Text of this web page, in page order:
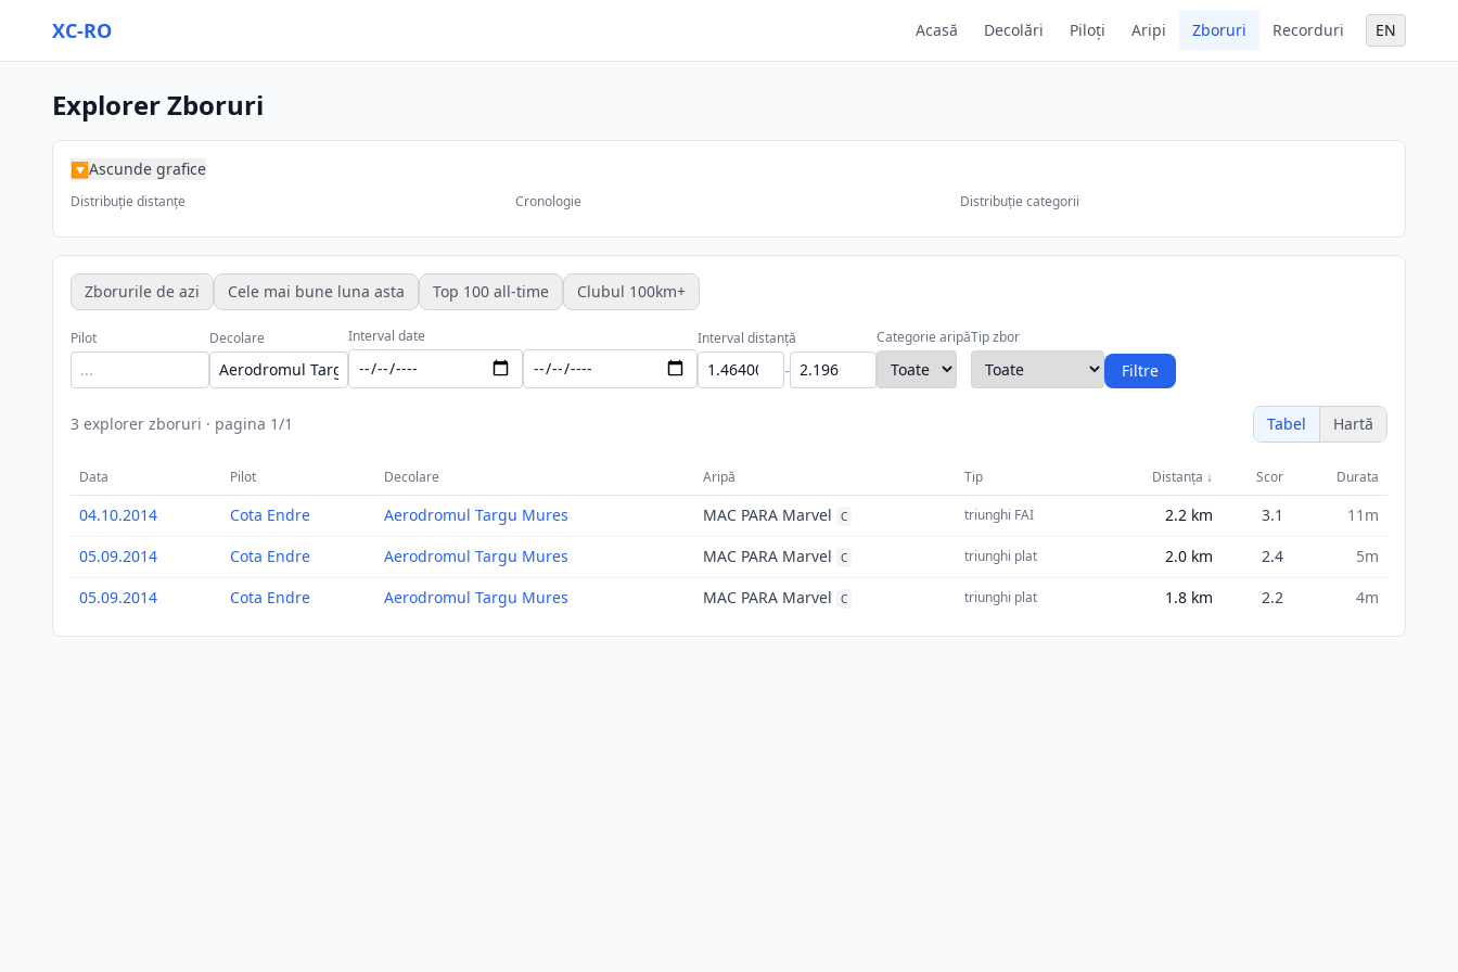
XC-RO Acasă Decolări Piloți Aripi Zboruri Recorduri EN
Explorer Zboruri
▶Ascunde grafice
Distribuție distanțe Cronologie Distribuție categorii
Zborurile de azi Cele mai bune luna asta Top 100 all-time Clubul 100km+
Pilot Decolare Interval date Interval distanță
-
Categorie aripăTip zbor
Filtre
3 explorer zboruri · pagina 1/1 Tabel Hartă
Data Pilot Decolare Aripă Tip Distanța ↓ Scor Durata
04.10.2014 Cota Endre Aerodromul Targu Mures MAC PARA Marvel C triunghi FAI 2.2 km 3.1
11m
05.09.2014
Cota Endre Aerodromul Targu Mures MAC PARA Marvel C triunghi plat 2.0 km 2.4
5m
05.09.2014
Cota Endre Aerodromul Targu Mures MAC PARA Marvel C triunghi plat 1.8 km 2.2 4m